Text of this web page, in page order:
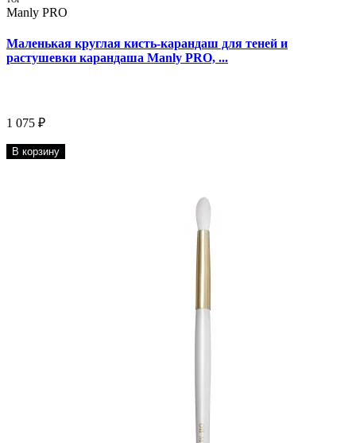
Manly PRO
Маленькая круглая кисть-карандаш для теней и
растушевки карандаша Manly PRO, ...
1 075 ₽
В корзину